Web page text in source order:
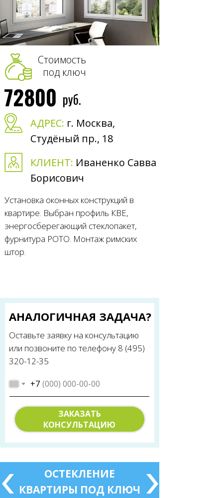
АДРЕС: г. Москва,
Студёный пр., 18
КЛИЕНТ: Иваненко Савва
Борисович
АНАЛОГИЧНАЯ ЗАДАЧА?
Установка оконных конструкций в
квартире. Выбран профиль КВЕ,
энергосберегающий стеклопакет,
фурнитура РОТО. Монтаж римских
штор.
Оставьте заявку на консультацию
или позвоните по телефону 8 (495)
320-12-35
Стоимость
под ключ
+7
ЗАКАЗАТЬ
КОНСУЛЬТАЦИЮ
72800 руб.
ОСТЕКЛЕНИЕ
КВАРТИРЫ ПОД КЛЮЧ